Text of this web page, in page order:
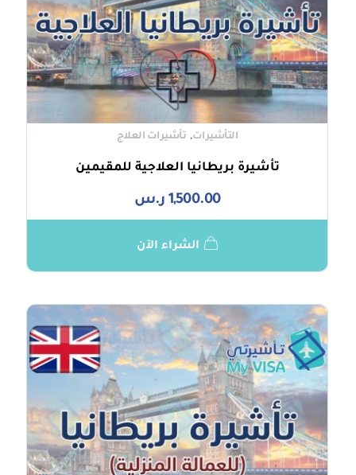
تأشيرة بريطانيا العلاجية للمقيمين
1,500.00 ر.س
التأشيرات, تأشيرات العلاج
الشراء الآن